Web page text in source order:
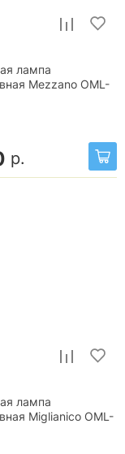
лампа
Mezzano OML-
р.
лампа
Miglianico OML-